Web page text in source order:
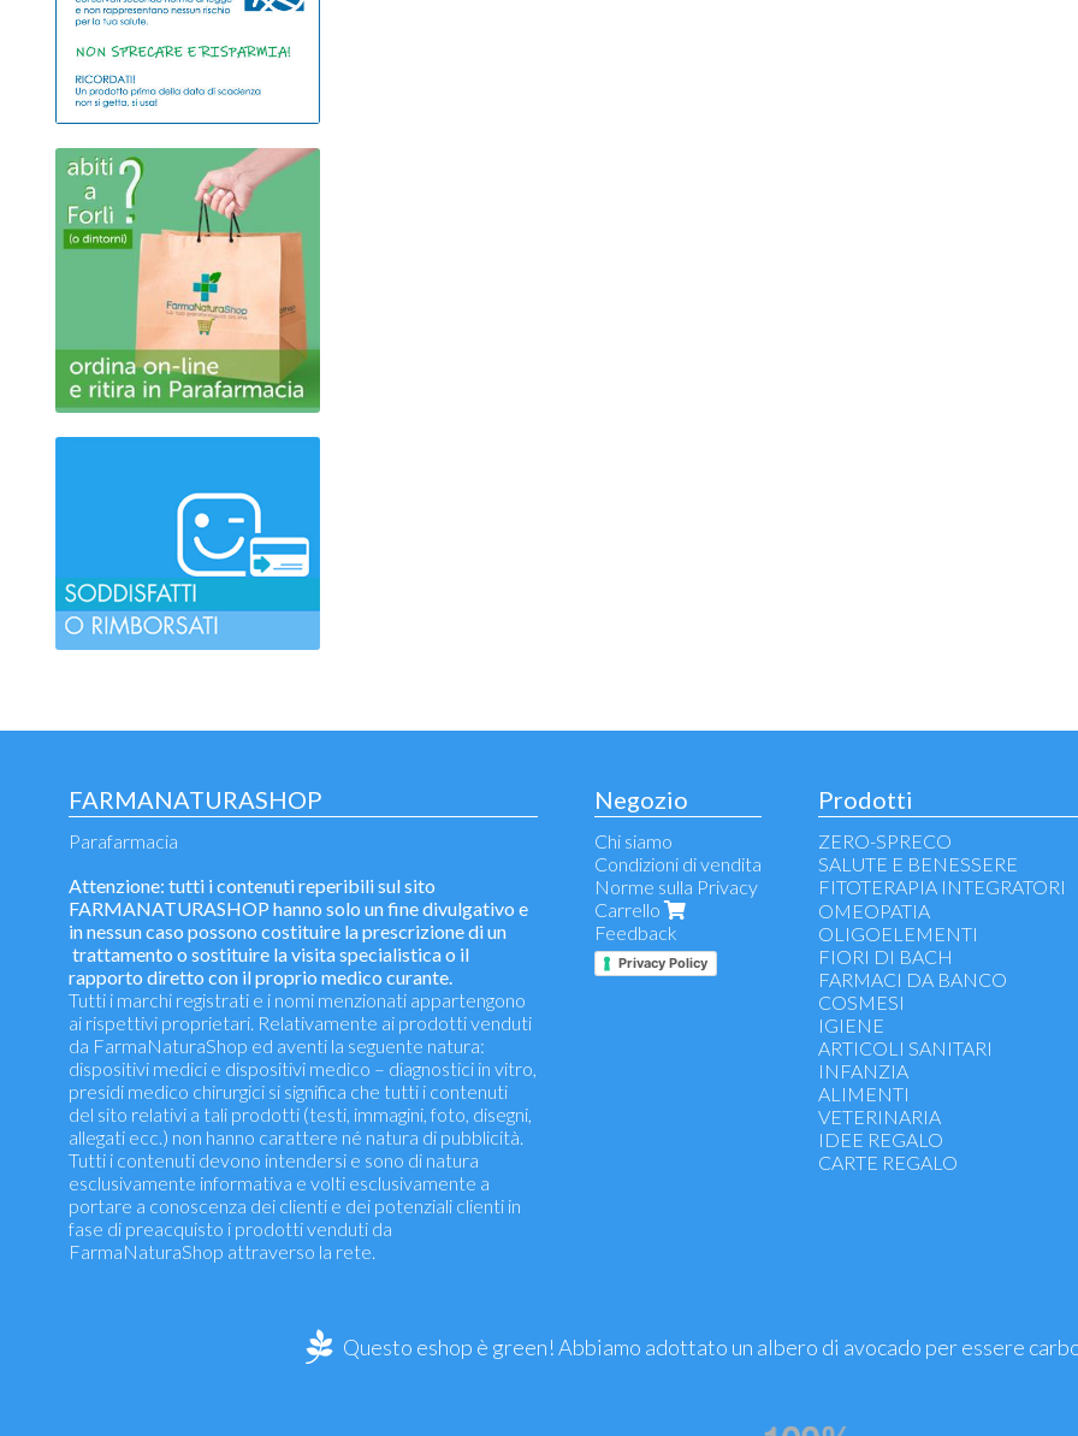
FARMANATURASHOP
Parafarmacia
Attenzione: tutti i contenuti reperibili sul sito
FARMANATURASHOP hanno solo un fine divulgativo e
in nessun caso possono costituire la prescrizione di un
trattamento o sostituire la visita specialistica o il
rapporto diretto con il proprio medico curante.
Tutti i marchi registrati e i nomi menzionati appartengono
ai rispettivi proprietari. Relativamente ai prodotti venduti
da FarmaNaturaShop ed aventi la seguente natura:
dispositivi medici e dispositivi medico – diagnostici in vitro,
presidi medico chirurgici si significa che tutti i contenuti
del sito relativi a tali prodotti (testi, immagini, foto, disegni,
allegati ecc.) non hanno carattere né natura di pubblicità.
Tutti i contenuti devono intendersi e sono di natura
esclusivamente informativa e volti esclusivamente a
portare a conoscenza dei clienti e dei potenziali clienti in
fase di preacquisto i prodotti venduti da
FarmaNaturaShop attraverso la rete.
Negozio
Chi siamo
Condizioni di vendita
Norme sulla Privacy
Carrello
Feedback
Privacy Policy
Prodotti
ZERO-SPRECO
SALUTE E BENESSERE
FITOTERAPIA INTEGRATORI
Gola, naso e vie respiratorie
Antiallergici
Intestino, stomaco, digestione
Vitamine, sali minerali, ferro
Energetici, ricostituenti, tonici
Funzionalità apparato uro-
Antiossidanti - difese immunitarie
Colesterolo, arterie, cuore
Controllo del peso, dimagranti
Drenanti, depurativi
Microcircolo e emorroidi
Benessere psicofisico e riposo
Salute occhi e pelle
Mani, unghie, capelli
OMEOPATIA
OLIGOELEMENTI
FIORI DI BACH
FARMACI DA BANCO
COSMESI
IGIENE
ARTICOLI SANITARI
INFANZIA
ALIMENTI
VETERINARIA
IDEE REGALO
CARTE REGALO
Questo eshop è green! Abbiamo adottato un albero di avocado per essere